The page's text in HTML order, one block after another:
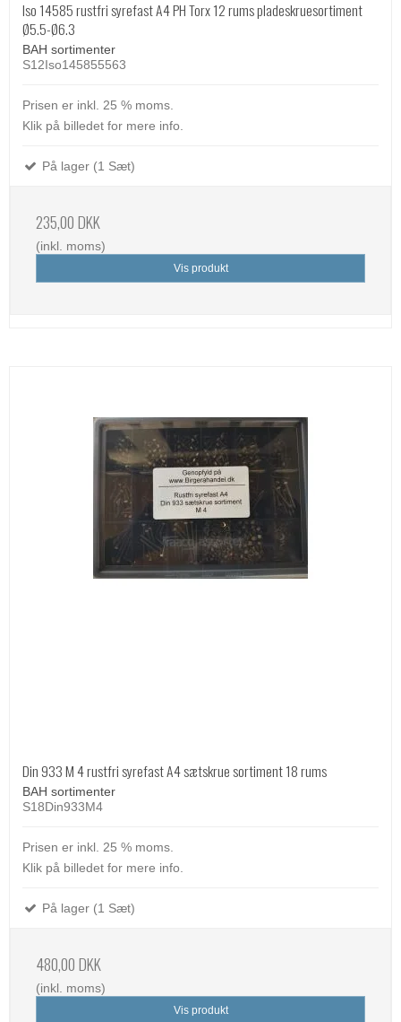
Iso 14585 rustfri syrefast A4 PH Torx 12 rums pladeskruesortiment
Ø5.5-Ø6.3
BAH sortimenter
S12Iso145855563
Prisen er inkl. 25 % moms.
Klik på billedet for mere info.
På lager (1 Sæt)
235,00 DKK
(inkl. moms)
Vis produkt
Din 933 M 4 rustfri syrefast A4 sætskrue sortiment 18 rums
BAH sortimenter
S18Din933M4
Prisen er inkl. 25 % moms.
Klik på billedet for mere info.
På lager (1 Sæt)
480,00 DKK
(inkl. moms)
Vis produkt